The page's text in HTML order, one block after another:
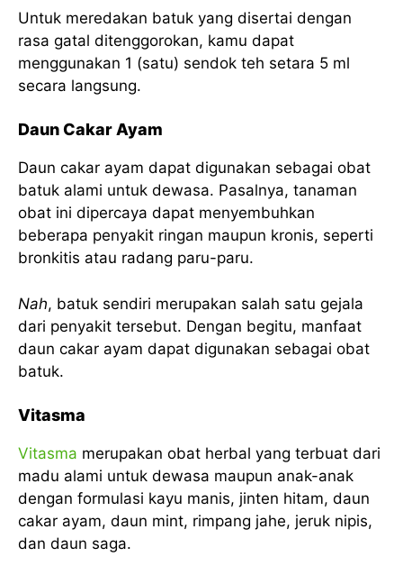
Untuk meredakan batuk yang disertai dengan
rasa gatal ditenggorokan, kamu dapat
menggunakan 1 (satu) sendok teh setara 5 ml
secara langsung.
Daun Cakar Ayam
Daun cakar ayam dapat digunakan sebagai obat
batuk alami untuk dewasa. Pasalnya, tanaman
obat ini dipercaya dapat menyembuhkan
beberapa penyakit ringan maupun kronis, seperti
bronkitis atau radang paru-paru.
Nah, batuk sendiri merupakan salah satu gejala
dari penyakit tersebut. Dengan begitu, manfaat
daun cakar ayam dapat digunakan sebagai obat
batuk.
Vitasma
Vitasma merupakan obat herbal yang terbuat dari
madu alami untuk dewasa maupun anak-anak
dengan formulasi kayu manis, jinten hitam, daun
cakar ayam, daun mint, rimpang jahe, jeruk nipis,
dan daun saga.